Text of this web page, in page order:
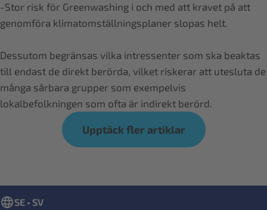
-Stor risk för Greenwashing i och med att kravet på att
genomföra klimatomställningsplaner slopas helt.
Dessutom begränsas vilka intressenter som ska beaktas
till endast de direkt berörda, vilket riskerar att utesluta de
många sårbara grupper som exempelvis
lokalbefolkningen som ofta är indirekt berörd.
Upptäck fler artiklar
SE • SV